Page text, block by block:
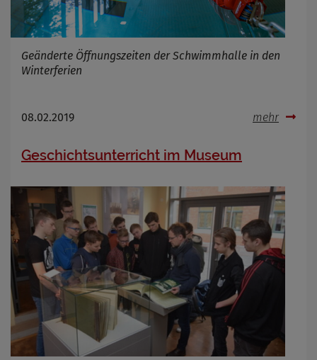
Geänderte Öffnungszeiten der Schwimmhalle in den
Winterferien
08.02.2019 mehr
Geschichtsunterricht im Museum